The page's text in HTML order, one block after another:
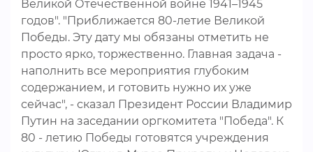
Великой Отечественной войне 1941–1945
годов". "Приближается 80-летие Великой
Победы. Эту дату мы обязаны отметить не
просто ярко, торжественно. Главная задача -
наполнить все мероприятия глубоким
содержанием, и готовить нужно их уже
сейчас", - сказал Президент России Владимир
Путин на заседании оргкомитета "Победа". К
80 - летию Победы готовятся учреждения